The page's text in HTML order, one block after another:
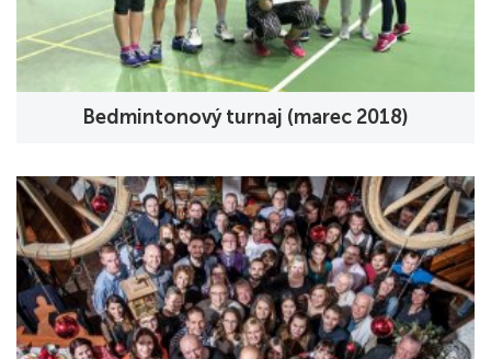
Bedmintonový turnaj (marec 2018)